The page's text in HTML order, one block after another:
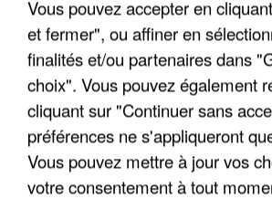
UNE TOURISTE DE L’OISE
COULÉE DE BOUE EN HAUTE-
Vous pouvez accepter en
et fermer", ou affiner en
finalités et/ou partenaires dans
choix". Vous pouvez également
cliquant sur "Continuer sans
préférences ne s'appliqueront
Vous pouvez mettre à jour vos
votre consentement à tout